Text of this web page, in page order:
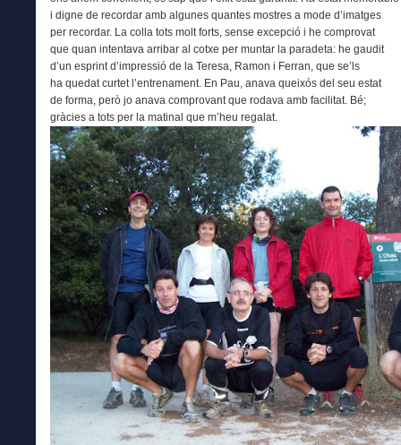
i digne de recordar amb algunes quantes mostres a mode d’imatges
per recordar. La colla tots molt forts, sense excepció i he comprovat
que quan intentava arribar al cotxe per muntar la paradeta: he gaudit
d’un esprint d’impressió de la Teresa, Ramon i Ferran, que se’ls
ha quedat curtet l’entrenament. En Pau, anava queixós del seu estat
de forma, però jo anava comprovant que rodava amb facilitat. Bé;
gràcies a tots per la matinal que m’heu regalat.